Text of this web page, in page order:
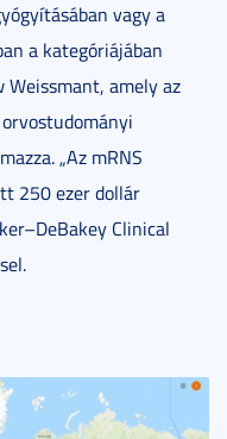
vagy a
a kategóriájában
amely az
„Az mRNS
250 ezer dollár
Clinical